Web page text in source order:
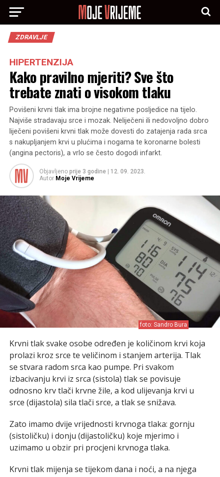
ZDRAVLJE
HIPERTENZIJA
Kako pravilno mjeriti? Sve što
trebate znati o visokom tlaku
Povišeni krvni tlak ima brojne negativne posljedice na tijelo.
Najviše stradavaju srce i mozak. Neliječeni ili nedovoljno dobro
liječeni povišeni krvni tlak može dovesti do zatajenja rada srca
s nakupljanjem krvi u plućima i nogama te koronarne bolesti
(angina pectoris), a vrlo se često dogodi infarkt.
Objavljeno prije 3 godine
12. 09. 2023.
Autor Moje Vrijeme
foto: Sandro Bura
Krvni tlak svake osobe određen je količinom krvi koja
prolazi kroz srce te veličinom i stanjem arterija. Tlak
se stvara radom srca kao pumpe. Pri svakom
izbacivanju krvi iz srca (sistola) tlak se povisuje
odnosno krv tlači krvne žile, a kod ulijevanja krvi u
srce (dijastola) sila tlači srce, a tlak se snižava.
Zato imamo dvije vrijednosti krvnoga tlaka: gornju
(sistoličku) i donju (dijastoličku) koje mjerimo i
uzimamo u obzir pri procjeni krvnoga tlaka.
Krvni tlak mijenja se tijekom dana i noći, a na njega